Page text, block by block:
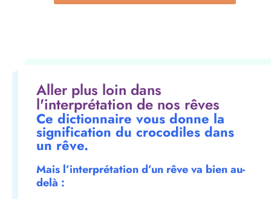
Aller plus loin dans
l'interprétation de nos rêves
Ce dictionnaire vous donne la
signification du crocodiles dans
un rêve.
Mais l’interprétation d’un rêve va bien au-
delà :